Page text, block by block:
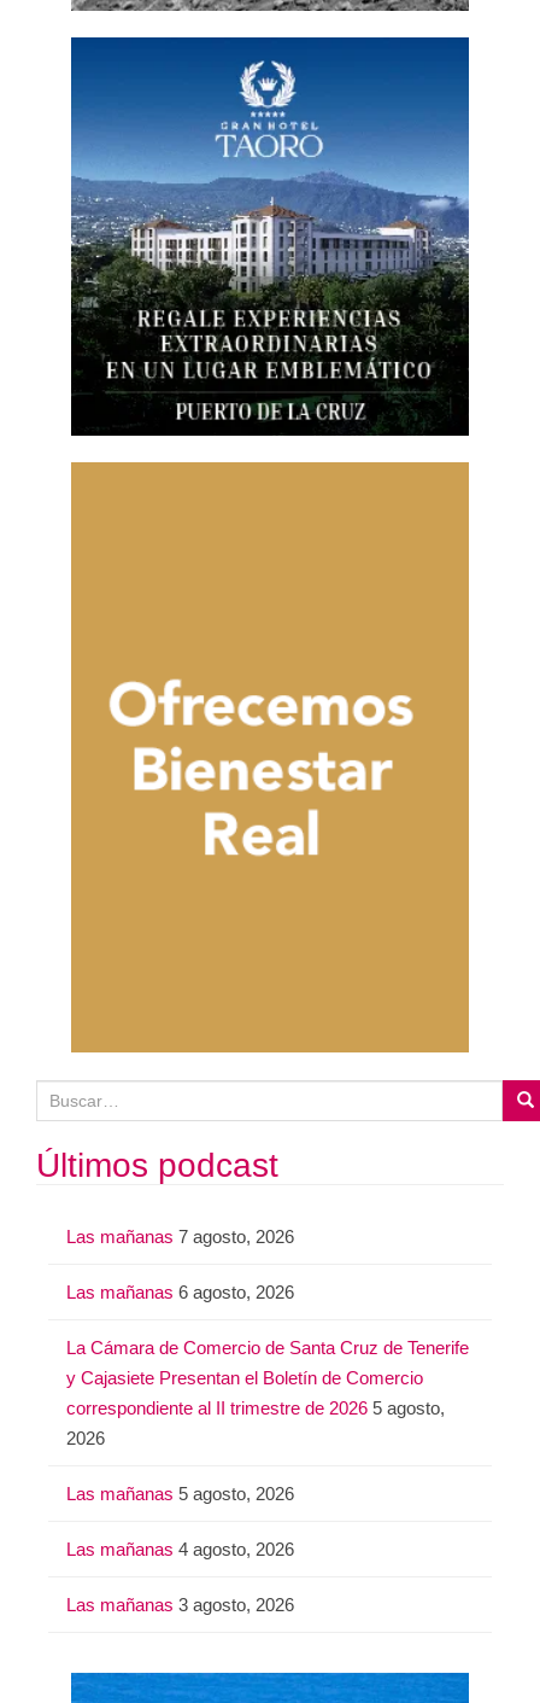
u
sÚltimos podcast
Las mañanas 7 agosto, 2026
Las mañanas 6 agosto, 2026
La Cámara de Comercio de Santa Cruz de Tenerife
y Cajasiete Presentan el Boletín de Comercio
correspondiente al II trimestre de 2026 5 agosto,
2026
Las mañanas 5 agosto, 2026
Las mañanas 4 agosto, 2026
Las mañanas 3 agosto, 2026